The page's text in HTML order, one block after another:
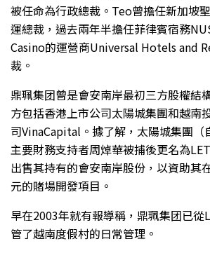
被任命為行政總裁。Teo曾擔任新加坡
運總裁，過去兩年半擔任菲律賓宿務
Casino的運營商Universal Hotels and
裁。
鼎珮集团曾是會安南岸最初三方股權結
方包括香港上市公司太陽城集團和越南
司VinaCapital。據了解，太陽城集團（
主要財務支持者周焯華被捕後更名為
出售其持有的會安南岸股份，以資助其
元的賭場開發項目。
早在2003年就有報導稱，鼎珮集团已
管了越南度假村的日常管理。